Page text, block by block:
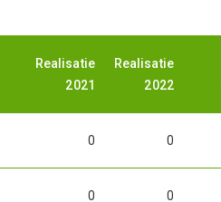
Realisatie
2021
Realisatie
2022
0 0
0 0